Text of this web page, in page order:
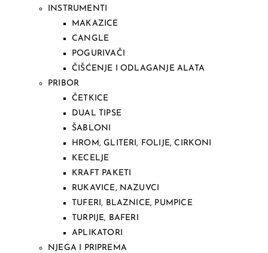
INSTRUMENTI
MAKAZICE
CANGLE
POGURIVAČI
ČIŠĆENJE I ODLAGANJE ALATA
PRIBOR
ČETKICE
DUAL TIPSE
ŠABLONI
HROM, GLITERI, FOLIJE, CIRKONI
KECELJE
KRAFT PAKETI
RUKAVICE, NAZUVCI
TUFERI, BLAZNICE, PUMPICE
TURPIJE, BAFERI
APLIKATORI
NJEGA I PRIPREMA